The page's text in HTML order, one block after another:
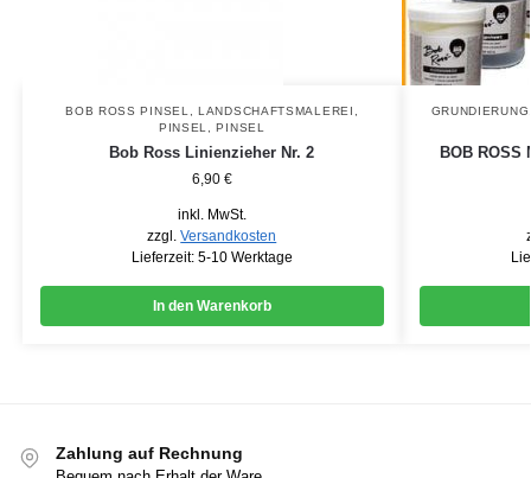
BOB ROSS PINSEL ,LANDSCHAFTSMALEREI
PINSEL
,PINSEL
Bob Ross Linienzieher Nr. 2
6,90 €
inkl. MwSt.
zzgl.Versandkosten
Lieferzeit: 5-10 Werktage
In den Warenkorb
GRUNDIERUNG
BOB ROSS
Zahlung auf Rechnung